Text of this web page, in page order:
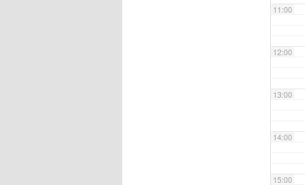
11:00
12:00
13:00
14:00
15:00